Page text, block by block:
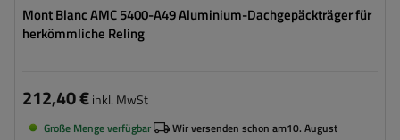
Mont Blanc AMC 5400-A49 Aluminium-Dachgepäckträger für
herkömmliche Reling
212,40 €inkl. MwSt
Große Menge verfügbar Wir versenden schon am10. August